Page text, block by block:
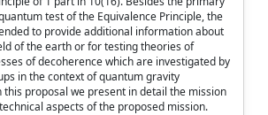
test of the Equivalence Principle, the
to provide additional information about
of the earth or for testing theories of
of decoherence which are investigated by
in the context of quantum gravity
this proposal we present in detail the mission
aspects of the proposed mission.